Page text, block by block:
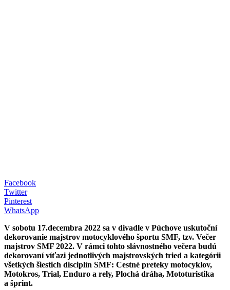
Facebook
Twitter
Pinterest
WhatsApp
V sobotu 17.decembra 2022 sa v divadle v Púchove uskutoční
dekorovanie majstrov motocyklového športu SMF, tzv. Večer
majstrov SMF 2022. V rámci tohto slávnostného večera budú
dekorovaní víťazi jednotlivých majstrovských tried a kategórii
všetkých šiestich disciplín SMF: Cestné preteky motocyklov,
Motokros, Trial, Enduro a rely, Plochá dráha, Mototuristika
a šprint.